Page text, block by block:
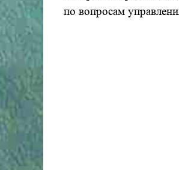
по вопросам